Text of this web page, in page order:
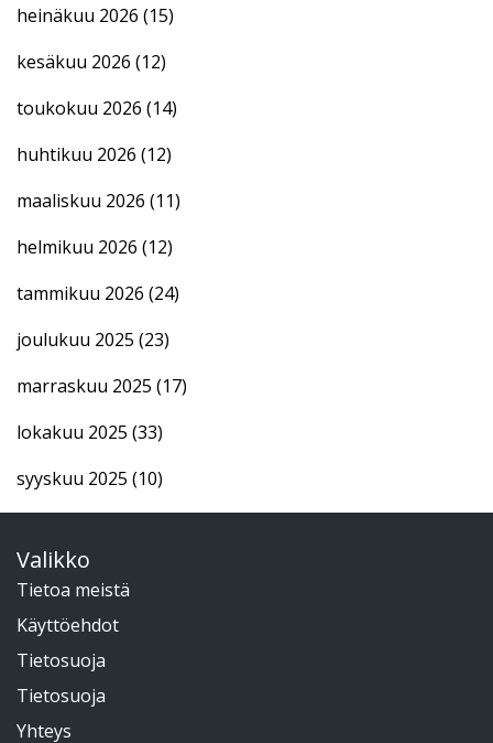
heinäkuu 2026 (15)
kesäkuu 2026 (12)
toukokuu 2026 (14)
huhtikuu 2026 (12)
maaliskuu 2026 (11)
helmikuu 2026 (12)
tammikuu 2026 (24)
joulukuu 2025 (23)
marraskuu 2025 (17)
lokakuu 2025 (33)
syyskuu 2025 (10)
Valikko
Tietoa meistä
Käyttöehdot
Tietosuoja
Tietosuoja
Yhteys